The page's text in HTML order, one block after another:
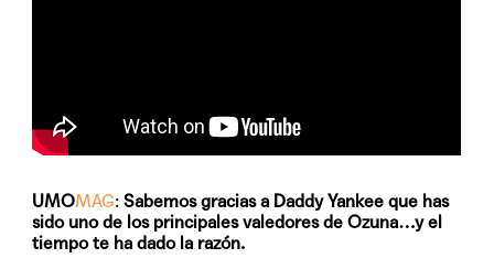
UMOMAG:Sabemos gracias a Daddy Yankee que has
sido uno de los principales valedores de Ozuna…y el
tiempo te ha dado la razón.